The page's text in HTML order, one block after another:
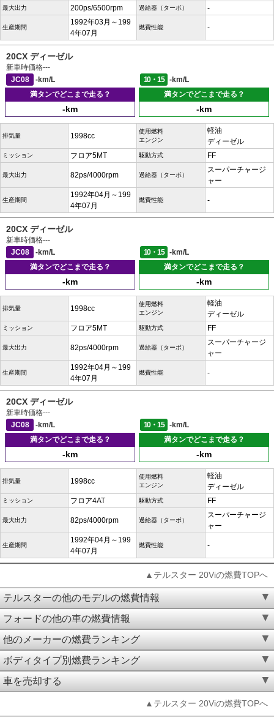
最大出力 200ps/6500rpm 過給器（ターボ） -
生産期間
1992年03月～199
4年07月
燃費性能 -
20CX ディーゼル
新車時価格---
JC08
-km/L 10・15
-km/L
満タンでどこまで走る？
-km
満タンでどこまで走る？
-km
排気量 1998cc
使用燃料
エンジン
軽油
ディーゼル
ミッション フロア5MT 駆動方式 FF
最大出力 82ps/4000rpm 過給器（ターボ）
スーパーチャージ
ャー
生産期間
1992年04月～199
4年07月
燃費性能 -
20CX ディーゼル
新車時価格---
JC08
-km/L 10・15
-km/L
満タンでどこまで走る？
-km
満タンでどこまで走る？
-km
排気量 1998cc
使用燃料
エンジン
軽油
ディーゼル
ミッション フロア5MT 駆動方式 FF
最大出力 82ps/4000rpm 過給器（ターボ）
スーパーチャージ
ャー
生産期間
1992年04月～199
4年07月
燃費性能 -
20CX ディーゼル
新車時価格---
JC08
-km/L 10・15
-km/L
満タンでどこまで走る？
-km
満タンでどこまで走る？
-km
排気量 1998cc
使用燃料
エンジン
軽油
ディーゼル
ミッション フロア4AT 駆動方式 FF
最大出力 82ps/4000rpm 過給器（ターボ）
スーパーチャージ
ャー
生産期間
1992年04月～199
4年07月
燃費性能 -
▲テルスター 20Viの燃費TOPへ
テルスターの他のモデルの燃費情報
フォードの他の車の燃費情報
他のメーカーの燃費ランキング
ボディタイプ別燃費ランキング
車を売却する
▲テルスター 20Viの燃費TOPへ